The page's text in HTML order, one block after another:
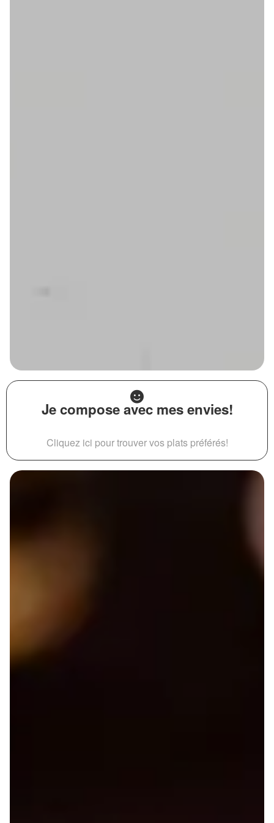
Je compose avec mes envies!
Cliquez ici pour trouver vos plats préférés!